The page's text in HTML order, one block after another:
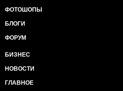
ФОТОШОПЫ
БЛОГИ
ФОРУМ
БИЗНЕС
НОВОСТИ
ГЛАВНОЕ